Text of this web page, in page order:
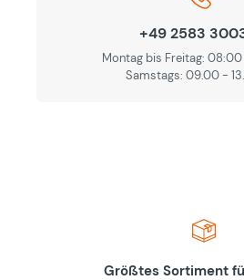
+49 2583
Montag bis Freitag:
Samstags: 09.00 -
Größtes Sortiment